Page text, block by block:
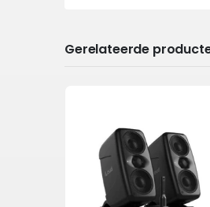
Gerelateerde